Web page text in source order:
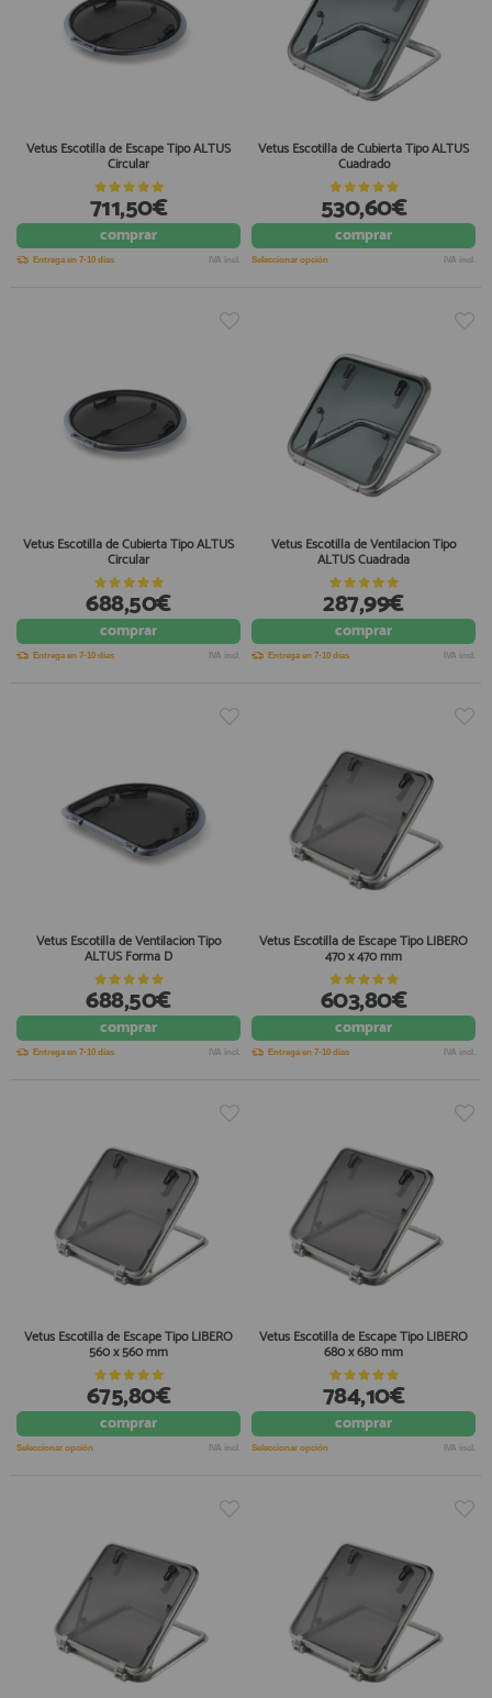
Vetus Escotilla de Escape Tipo ALTUS
Circular
711,50€
comprar
Entrega en 7-10 días IVA incl.
Vetus Escotilla de Cubierta Tipo ALTUS
Cuadrado
530,60€
comprar
Seleccionar opción IVA incl.
Vetus Escotilla de Cubierta Tipo ALTUS
Circular
688,50€
comprar
Entrega en 7-10 días IVA incl.
Vetus Escotilla de Ventilacion Tipo
ALTUS Cuadrada
287,99€
comprar
Entrega en 7-10 días IVA incl.
Vetus Escotilla de Ventilacion Tipo
ALTUS Forma D
688,50€
comprar
Entrega en 7-10 días IVA incl.
Vetus Escotilla de Escape Tipo LIBERO
470 x 470 mm
603,80€
comprar
Entrega en 7-10 días IVA incl.
Vetus Escotilla de Escape Tipo LIBERO
560 x 560 mm
675,80€
comprar
Seleccionar opción IVA incl.
Vetus Escotilla de Escape Tipo LIBERO
680 x 680 mm
784,10€
comprar
Seleccionar opción IVA incl.